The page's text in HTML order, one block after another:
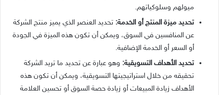
ميولهم وسلوكياتهم.
تحديد ميزة المنتج أو الخدمة: تحديد العنصر الذي يميز منتج الشركة
عن المنافسين في السوق، ويمكن أن تكون هذه الميزة في الجودة
أو السعر أو الخدمة الإضافية.
تحديد الأهداف التسويقية: وهو عبارة عن تحديد ما تريد الشركة
تحقيقه من خلال استراتيجيتها التسويقية، ويمكن أن تكون هذه
الأهداف زيادة المبيعات أو زيادة حصة السوق أو تحسين العلامة